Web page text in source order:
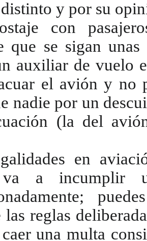
y por su
con
que se sigan
auxiliar de vuelo
el avión y no
nadie por un
(la del
en
a incumplir
las reglas
una multa